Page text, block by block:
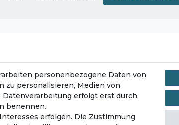
personenbezogene Daten von
zu personalisieren, Medien von
erfolgt erst durch
benennen.
erfolgen. Die Zustimmung